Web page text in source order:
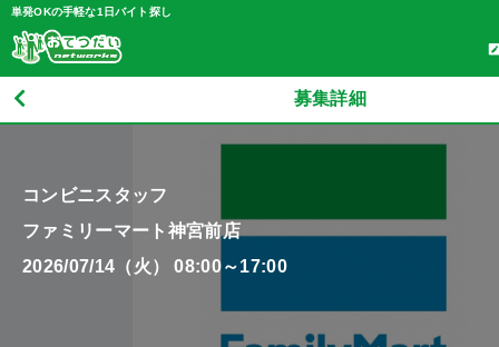
単発OKの手軽な1日バイト探し
募集詳細
コンビニスタッフ
ファミリーマート神宮前店
2026/07/14（火） 08:00～17:00